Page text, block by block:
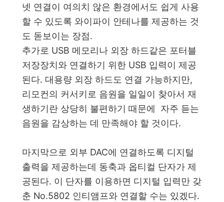
넷 연결이 여의치 않은 환경에서도 쉽게 사용
할 수 있도록 와이파이 안테나를 제공하는 것
도 돋보이는 장점.
추가로 USB 메모리나 외장 하드같은 포터블
저장장치와 연결하기 위한 USB 입력이 제공
된다. 대용량 외장 하드도 연결 가능하지만,
리모컨의 커서키로 음원을 일일이 찾아서 재
생하기란 상당히 불편하기 때문에 자주 듣는
음원을 감상하는 데 만족해야 할 것이다.
마지막으로 외부 DAC에 연결하도록 디지털
출력을 제공하는데 동축과 옵티컬 단자가 제
공된다. 이 단자를 이용하면 디지털 입력만 갖
춘 No.5802 인티앰프와 연결할 수는 있겠다.